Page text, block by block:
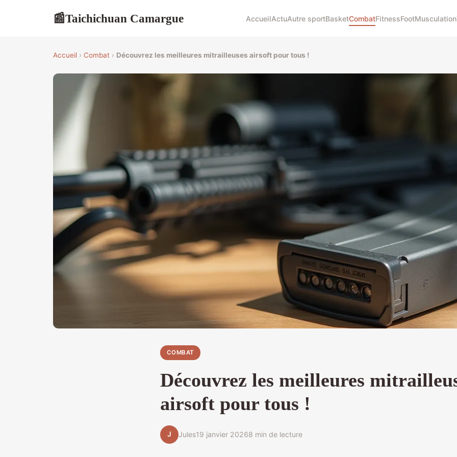
📰Taichichuan Camargue AccueilActuAutre sportBasketCombatFitnessFootMusculation
Accueil › Combat › Découvrez les meilleures mitrailleuses airsoft pour tous !
COMBAT
Découvrez les meilleures
airsoft pour tous !
J Jules19 janvier 20268 min de lecture